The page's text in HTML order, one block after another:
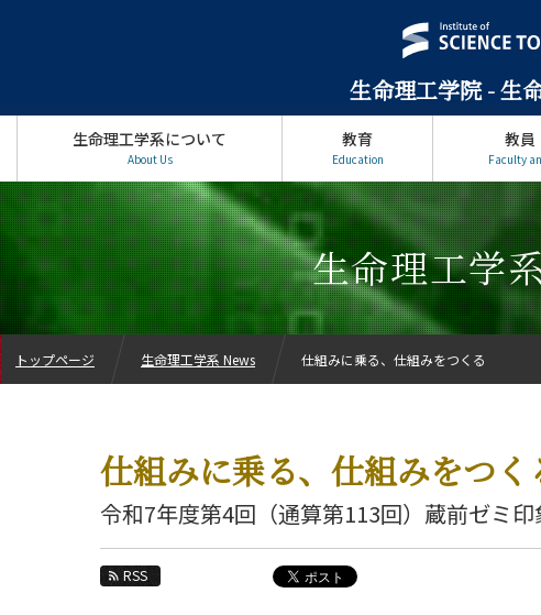
生命理工学院 - 生
生命理工学系について
About Us
教育
Education
教員
Faculty
生命理工学
仕組みに乗る、仕組みをつく
令和7年度第4回（通算第113回）蔵前ゼミ印
RSS
トップページ 生命理工学系 News 仕組みに乗る、仕組みをつくる
生命理工学系について